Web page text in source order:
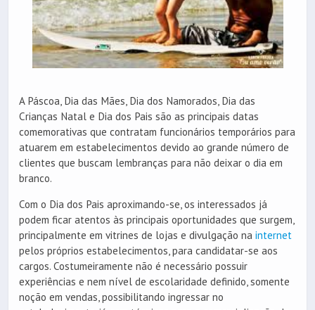
A Páscoa, Dia das Mães, Dia dos Namorados, Dia das
Crianças Natal e Dia dos Pais são as principais datas
comemorativas que contratam funcionários temporários para
atuarem em estabelecimentos devido ao grande número de
clientes que buscam lembranças para não deixar o dia em
branco.
Com o Dia dos Pais aproximando-se, os interessados já
podem ficar atentos às principais oportunidades que surgem,
principalmente em vitrines de lojas e divulgação na internet
pelos próprios estabelecimentos, para candidatar-se aos
cargos. Costumeiramente não é necessário possuir
experiências e nem nível de escolaridade definido, somente
noção em vendas, possibilitando ingressar no